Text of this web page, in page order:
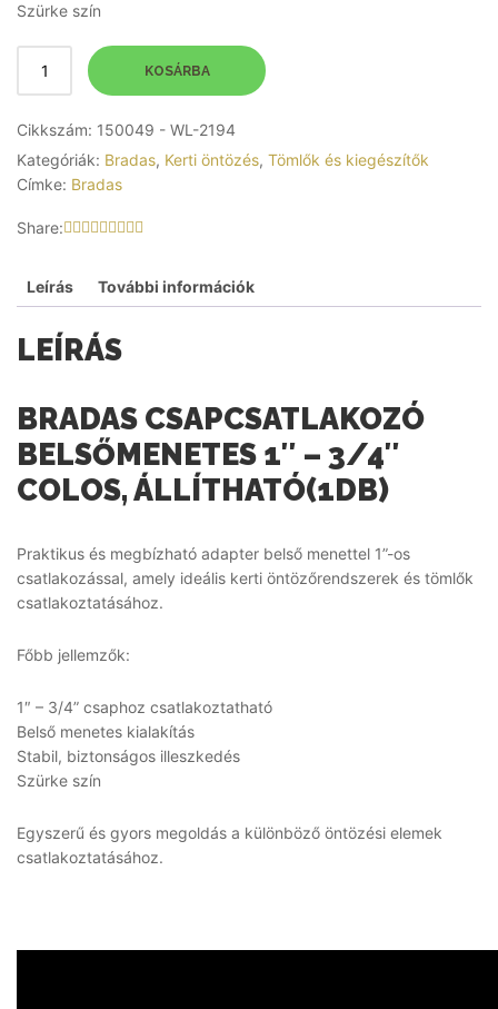
Szürke szín
KOSÁRBA
Cikkszám: 150049 - WL-2194
Kategóriák: Bradas, Kerti öntözés, Tömlők és kiegészítők
Címke: Bradas
Share:
Leírás További információk
LEÍRÁS
BRADAS CSAPCSATLAKOZÓ
BELSŐMENETES 1″ – 3/4″
COLOS, ÁLLÍTHATÓ(1DB)
Praktikus és megbízható adapter belső menettel 1”-os
csatlakozással, amely ideális kerti öntözőrendszerek és tömlők
csatlakoztatásához.
Főbb jellemzők:
1″ – 3/4” csaphoz csatlakoztatható
Belső menetes kialakítás
Stabil, biztonságos illeszkedés
Szürke szín
Egyszerű és gyors megoldás a különböző öntözési elemek
csatlakoztatásához.